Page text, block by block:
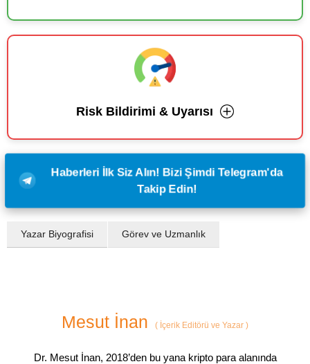
Risk Bildirimi & Uyarısı
Haberleri İlk Siz Alın! Bizi Şimdi Telegram'da
Takip Edin!
Yazar Biyografisi Görev ve Uzmanlık
Mesut İnan ( İçerik Editörü ve Yazar )
Dr. Mesut İnan, 2018’den bu yana kripto para alanında